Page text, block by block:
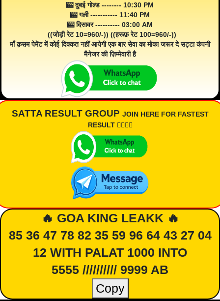
🎰 दुबई गोल्ड -------- 10:30 PM
🎰 गली ----------- 11:40 PM
🎰 दिसावर ---------- 03:00 AM
((जोड़ी रेट 10=960/-)) ((हरूफ़ रेट 100=960/-))
माँ क़सम पेमेंट में कोई दिक्कत नहीं आयेगी एक बार सेवा का मोका जरूर दे सट्टा कंपनी
मैनेजर की ज़िम्मेवारी है
SATTA RESULT GROUP JOIN HERE FOR FASTEST
RESULT 👇🏾👇🏾
🔥 GOA KING LEAKK 🔥
85 36 47 78 82 35 59 96 64 43 27 04
12 WITH PALAT 1000 INTO
5555 ////////// 9999 AB
Copy